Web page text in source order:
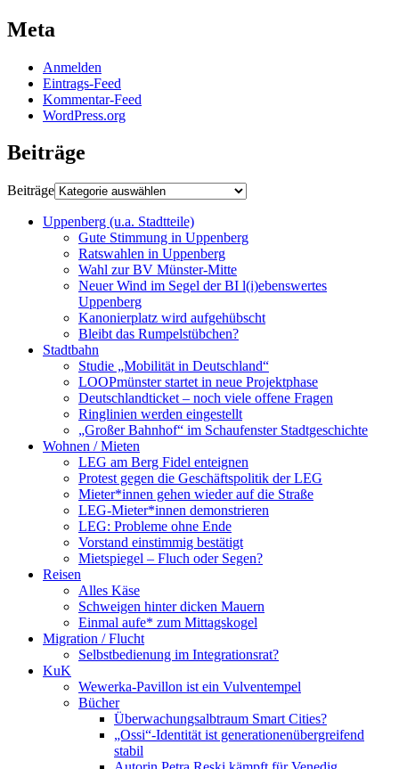
Meta
Anmelden
Eintrags-Feed
Kommentar-Feed
WordPress.org
Beiträge
Beiträge
Uppenberg (u.a. Stadtteile)
Gute Stimmung in Uppenberg
Ratswahlen in Uppenberg
Wahl zur BV Münster-Mitte
Neuer Wind im Segel der BI l(i)ebenswertes
Uppenberg
Kanonierplatz wird aufgehübscht
Bleibt das Rumpelstübchen?
Stadtbahn
Studie „Mobilität in Deutschland“
LOOPmünster startet in neue Projektphase
Deutschlandticket – noch viele offene Fragen
Ringlinien werden eingestellt
„Großer Bahnhof“ im Schaufenster Stadtgeschichte
Wohnen / Mieten
LEG am Berg Fidel enteignen
Protest gegen die Geschäftspolitik der LEG
Mieter*innen gehen wieder auf die Straße
LEG-Mieter*innen demonstrieren
LEG: Probleme ohne Ende
Vorstand einstimmig bestätigt
Mietspiegel – Fluch oder Segen?
Reisen
Alles Käse
Schweigen hinter dicken Mauern
Einmal aufe* zum Mittagskogel
Migration / Flucht
Selbstbedienung im Integrationsrat?
KuK
Wewerka-Pavillon ist ein Vulventempel
Bücher
Überwachungsalbtraum Smart Cities?
„Ossi“-Identität ist generationenübergreifend
stabil